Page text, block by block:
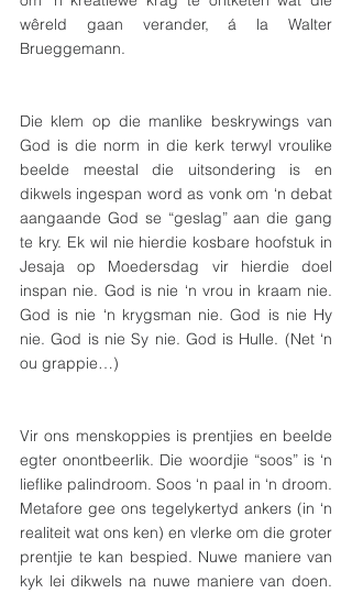
wêreld gaan verander, á la Walter
Brueggemann.
Die klem op die manlike beskrywings van
God is die norm in die kerk terwyl vroulike
beelde meestal die uitsondering is en
dikwels ingespan word as vonk om ‘n debat
aangaande God se “geslag” aan die gang
te kry. Ek wil nie hierdie kosbare hoofstuk in
Jesaja op Moedersdag vir hierdie doel
inspan nie. God is nie ‘n vrou in kraam nie.
God is nie ‘n krygsman nie. God is nie Hy
nie. God is nie Sy nie. God is Hulle. (Net ‘n
ou grappie…)
Vir ons menskoppies is prentjies en beelde
egter onontbeerlik. Die woordjie “soos” is ‘n
lieflike palindroom. Soos ‘n paal in ‘n droom.
Metafore gee ons tegelykertyd ankers (in ‘n
realiteit wat ons ken) en vlerke om die groter
prentjie te kan bespied. Nuwe maniere van
kyk lei dikwels na nuwe maniere van doen.